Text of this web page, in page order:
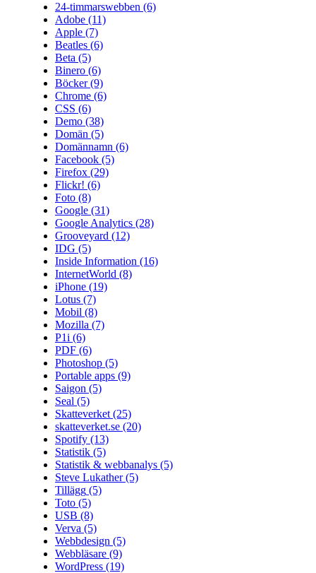
24-timmarswebben (6)
Adobe (11)
Apple (7)
Beatles (6)
Beta (5)
Binero (6)
Böcker(9)
Chrome (6)
CSS (6)
Demo (38)
Domän (5)
Domännamn (6)
Facebook (5)
Firefox (29)
Flickr! (6)
Foto (8)
Google (31)
Google Analytics (28)
Grooveyard (12)
IDG (5)
Inside Information (16)
InternetWorld (8)
iPhone (19)
Lotus (7)
Mobil (8)
Mozilla (7)
P1i (6)
PDF (6)
Photoshop (5)
Portable apps (9)
Saigon (5)
Seal (5)
Skatteverket (25)
skatteverket.se (20)
Spotify (13)
Statistik (5)
Statistik & webbanalys (5)
Steve Lukather(5)
Tillägg (5)
Toto (5)
USB (8)
Verva (5)
Webbdesign (5)
Webbläsare (9)
WordPress (19)